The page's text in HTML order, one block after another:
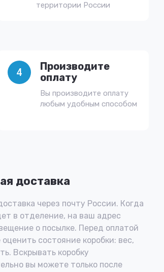
территории России
4
Производите
оплату
Вы производите оплату
любым удобным способом
доставка
через почту России. Когда
в отделение, на ваш адрес
о посылке. Перед оплатой
состояние коробки: вес,
Вскрывать коробку
вы можете только после